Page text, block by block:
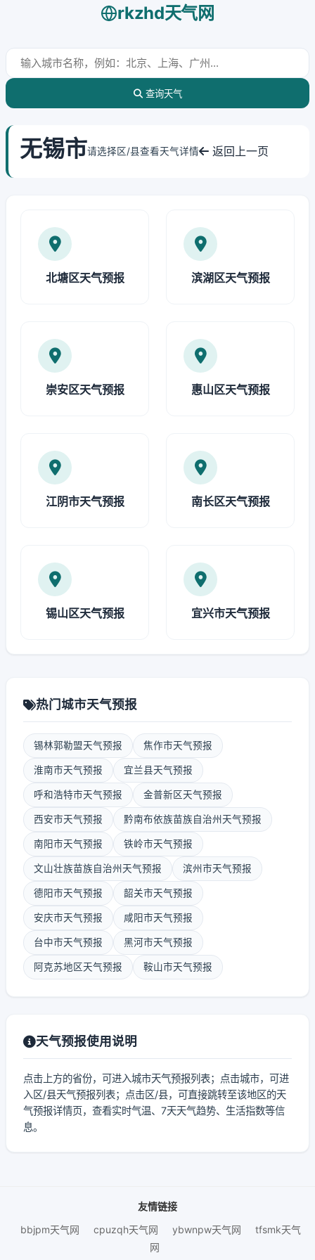
rkzhd天气网
查询天气
无锡市请选择区/县查看天气详情 返回上一页
北塘区天气预报 滨湖区天气预报
崇安区天气预报 惠山区天气预报
江阴市天气预报 南长区天气预报
锡山区天气预报 宜兴市天气预报
热门城市天气预报
锡林郭勒盟天气预报 焦作市天气预报
淮南市天气预报 宜兰县天气预报
呼和浩特市天气预报 金普新区天气预报
西安市天气预报 黔南布依族苗族自治州天气预报
南阳市天气预报 铁岭市天气预报
文山壮族苗族自治州天气预报 滨州市天气预报
德阳市天气预报 韶关市天气预报
安庆市天气预报 咸阳市天气预报
台中市天气预报 黑河市天气预报
阿克苏地区天气预报 鞍山市天气预报
天气预报使用说明
点击上方的省份，可进入城市天气预报列表；点击城市，可进
入区/县天气预报列表；点击区/县，可直接跳转至该地区的天
气预报详情页，查看实时气温、7天天气趋势、生活指数等信
息。
友情链接
bbjpm天气网
cpuzqh天气网 ybwnpw天气网
tfsmk天气
网